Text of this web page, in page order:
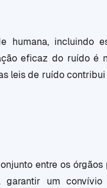
incluindo
eficaz do ruído é
leis de ruído
entre os
um convívio